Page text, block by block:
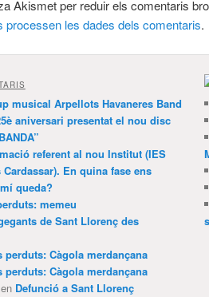
Akismet per reduir els comentaris
processen les dades dels comentaris.
musical Arpellots Havaneres Band
aniversari presentat el nou disc
referent al nou Institut (IES
En quina fase ens
queda?
memeu
de Sant Llorenç des
perduts: Càgola merdançana
perduts: Càgola merdançana
Defunció a Sant Llorenç